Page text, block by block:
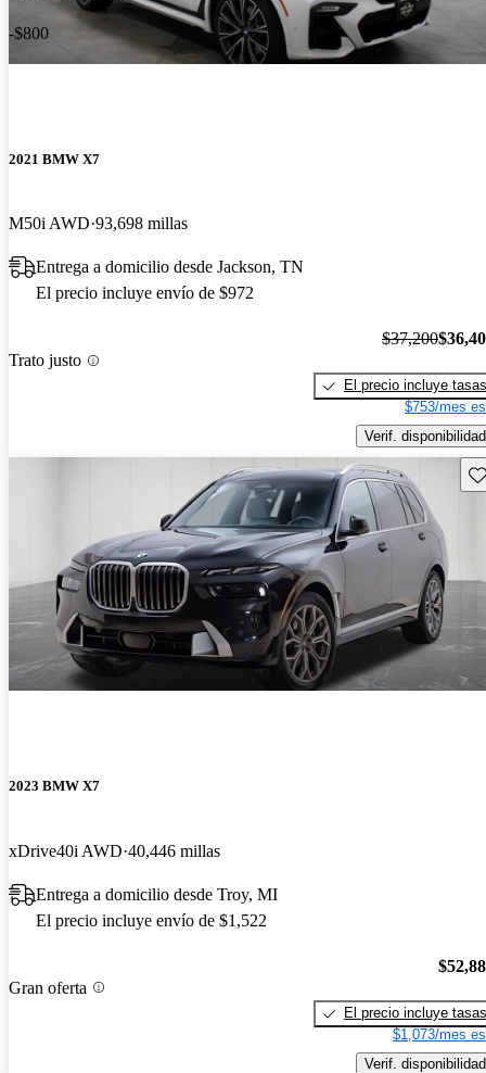
-$800
2021 BMW X7
M50i AWD 93,698 millas
Entrega a domicilio desde Jackson, TN
El precio incluye envío de $972
Trato justo
$37,200
El precio incluye tasas
$753/mes
Verif. disponibilidad
2023 BMW X7
xDrive40i AWD 40,446 millas
Entrega a domicilio desde Troy, MI
El precio incluye envío de $1,522
Gran oferta
El precio incluye tasas
$1,073/mes
Verif. disponibilidad